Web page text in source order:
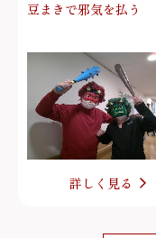
豆まきで邪気を払う
詳しく見る